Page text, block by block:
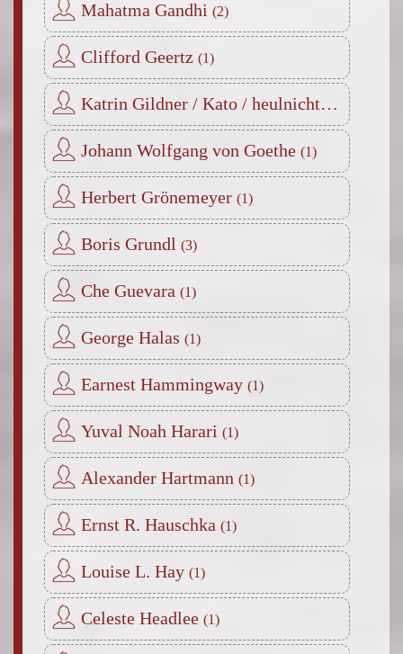
Mahatma Gandhi
Clifford Geertz
Katrin Gildner / Kato / heulnichtmachdoch
Johann Wolfgang von Goethe
Herbert Grönemeyer
Boris Grundl
Che Guevara
George Halas
Earnest Hammingway
Yuval Noah Harari
Alexander Hartmann
Ernst R. Hauschka
Louise L. Hay
Celeste Headlee